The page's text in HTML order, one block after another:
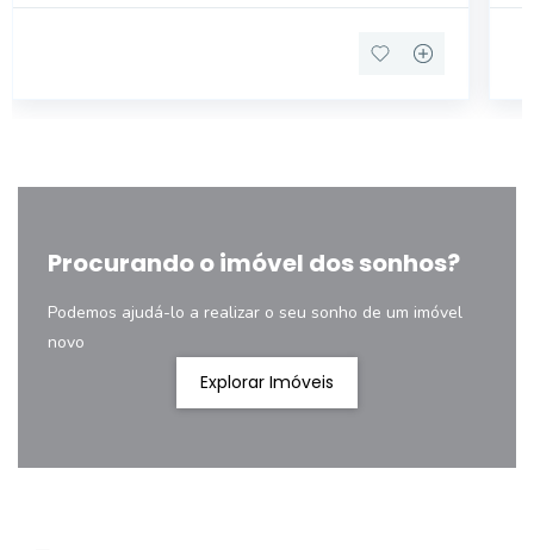
Procurando o imóvel dos sonhos?
Podemos ajudá-lo a realizar o seu sonho de um imóvel
novo
Explorar Imóveis